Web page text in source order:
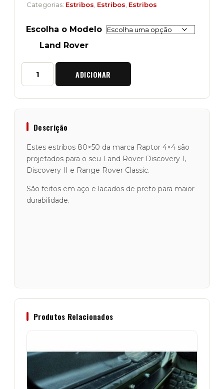
Categorias: Estribos Estribos Estribos
Escolha o Modelo
Land Rover
Quantidade
Estribos
80x50
Land
Rover
ADICIONAR
Descrição
Estes estribos 80×50 da marca Raptor 4×4 são
projetados para o seu Land Rover Discovery I,
Discovery II e Range Rover Classic.
São feitos em aço e lacados de preto para maior
durabilidade.
Produtos Relacionados